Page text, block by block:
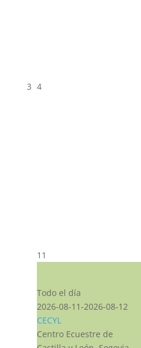
3 4
11
Todo el día
2026-08-11-2026-08-12
CECYL
Centro Ecuestre de